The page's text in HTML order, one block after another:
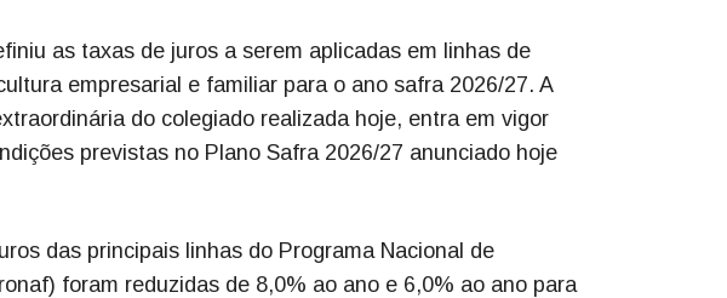
as taxas de juros a serem aplicadas em linhas de
empresarial e familiar para o ano safra 2026/27. A
do colegiado realizada hoje, entra em vigor
previstas no Plano Safra 2026/27 anunciado hoje
das principais linhas do Programa Nacional de
foram reduzidas de 8,0% ao ano e 6,0% ao ano para